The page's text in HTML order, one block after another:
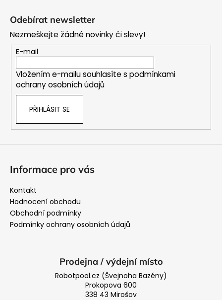
Odebírat newsletter
Nezmeškejte žádné novinky či slevy!
E-mail
Vložením e-mailu souhlasíte s podmínkami
ochrany osobních údajů
PŘIHLÁSIT SE
Informace pro vás
Kontakt
Hodnocení obchodu
Obchodní podmínky
Podmínky ochrany osobních údajů
Prodejna / výdejní místo
Robotpool.cz (Švejnoha Bazény)
Prokopova 600
338 43 Mirošov